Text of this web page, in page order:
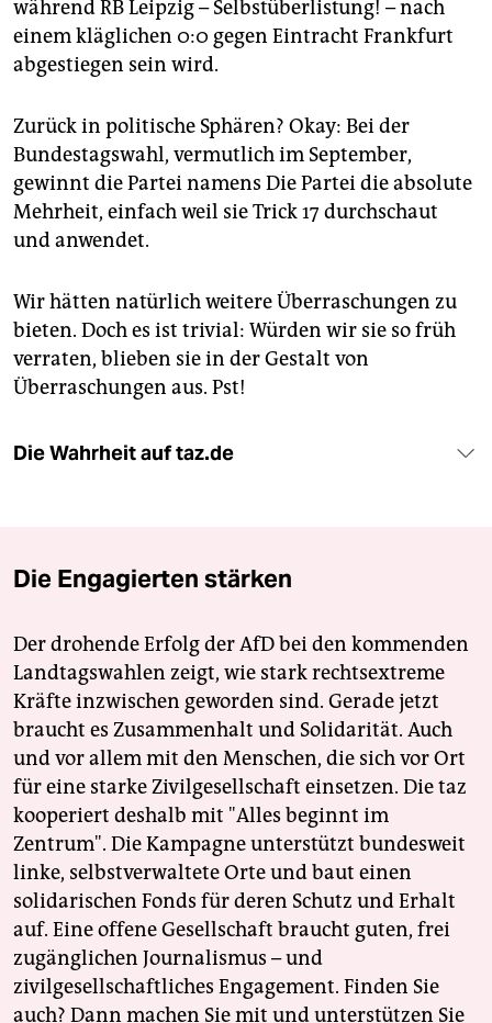
während RB Leipzig – Selbstüberlistung! – nach
einem kläglichen 0:0 gegen Eintracht Frankfurt
abgestiegen sein wird.
Zurück in politische Sphären? Okay: Bei der
Bundestagswahl, vermutlich im September,
gewinnt die Partei namens Die Partei die absolute
Mehrheit, einfach weil sie Trick 17 durchschaut
und anwendet.
Wir hätten natürlich weitere Überraschungen zu
bieten. Doch es ist trivial: Würden wir sie so früh
verraten, blieben sie in der Gestalt von
Überraschungen aus. Pst!
Die Wahrheit auf taz.de
Die Engagierten stärken
Der drohende Erfolg der AfD bei den kommenden
Landtagswahlen zeigt, wie stark rechtsextreme
Kräfte inzwischen geworden sind. Gerade jetzt
braucht es Zusammenhalt und Solidarität. Auch
und vor allem mit den Menschen, die sich vor Ort
für eine starke Zivilgesellschaft einsetzen. Die taz
kooperiert deshalb mit "Alles beginnt im
Zentrum". Die Kampagne unterstützt bundesweit
linke, selbstverwaltete Orte und baut einen
solidarischen Fonds für deren Schutz und Erhalt
auf. Eine offene Gesellschaft braucht guten, frei
zugänglichen Journalismus – und
zivilgesellschaftliches Engagement. Finden Sie
auch? Dann machen Sie mit und unterstützen Sie